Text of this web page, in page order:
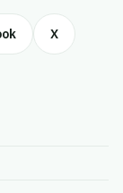
X